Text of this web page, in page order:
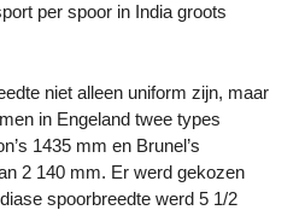
per spoor in India groots
niet alleen uniform zijn, maar
in Engeland twee types
1435 mm en Brunel’s
2 140 mm. Er werd gekozen
spoorbreedte werd 5 1/2